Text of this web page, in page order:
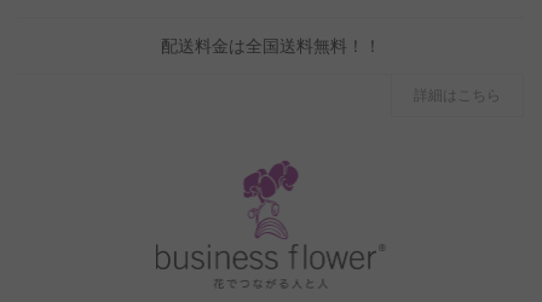
配送料金は全国送料無料！！
詳細はこちら